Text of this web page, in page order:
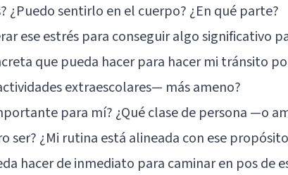
¿Puedo sentirlo en el cuerpo? ¿En qué parte?
ese estrés para conseguir algo significativo
que pueda hacer para hacer mi tránsito
extraescolares— más ameno?
para mí? ¿Qué clase de persona —o
¿Mi rutina está alineada con ese
hacer de inmediato para caminar en pos de